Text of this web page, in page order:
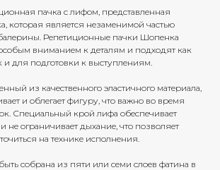
пачка с лифом, представленная
которая является незаменимой частью
Репетиционные пачки Шопенка
вниманием к деталям и подходят как
и для подготовки к выступлениям.
из качественного эластичного материала,
и облегает фигуру, что важно во время
Специальный крой лифа обеспечивает
не ограничивает дыхание, что позволяет
на технике исполнения.
собрана из пяти или семи слоев фатина в